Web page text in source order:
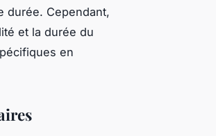
durée. Cependant,
et la durée du
en